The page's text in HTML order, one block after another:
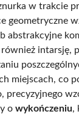
w trakcie
geometryczne
abstrakcyjne
intarsję,
miejscach, co
precyzyjnego
o wykończeniu,